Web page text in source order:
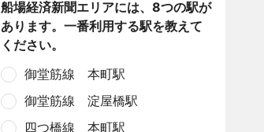
船場経済新聞エリアには、8つの駅が
あります。一番利用する駅を教えて
ください。
御堂筋線 本町駅
御堂筋線 淀屋橋駅
四つ橋線 本町駅